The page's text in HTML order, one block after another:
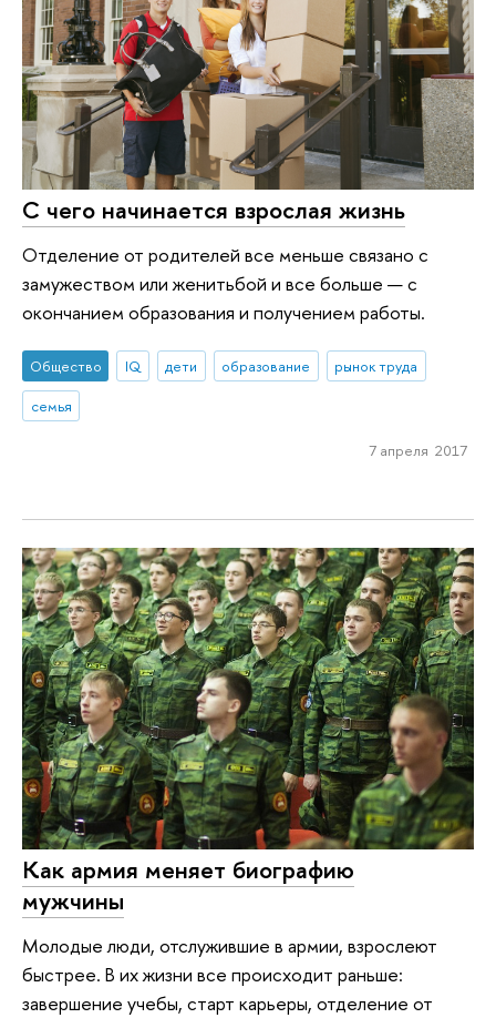
С чего начинается взрослая жизнь
Отделение от родителей все меньше связано с
замужеством или женитьбой и все больше — с
окончанием образования и получением работы.
Общество IQ дети образование
рынок труда
семья
7 апреля 2017
Как армия меняет биографию
мужчины
Молодые люди, отслужившие в армии, взрослеют
быстрее. В их жизни все происходит раньше:
завершение учебы, старт карьеры, отделение от